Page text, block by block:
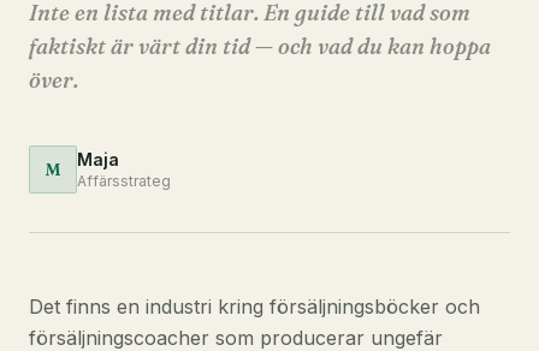
Inte en lista med titlar. En guide till vad som
faktiskt är värt din tid — och vad du kan hoppa
över.
M Maja
Affärsstrateg
Det finns en industri kring försäljningsböcker och
försäljningscoacher som producerar ungefär